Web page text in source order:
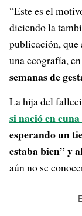
“Este es el
diciendo la
publicación, que
una ecografía,
semanas de
La hija del
si nació en
esperando un
estaba bien” y
aún no se